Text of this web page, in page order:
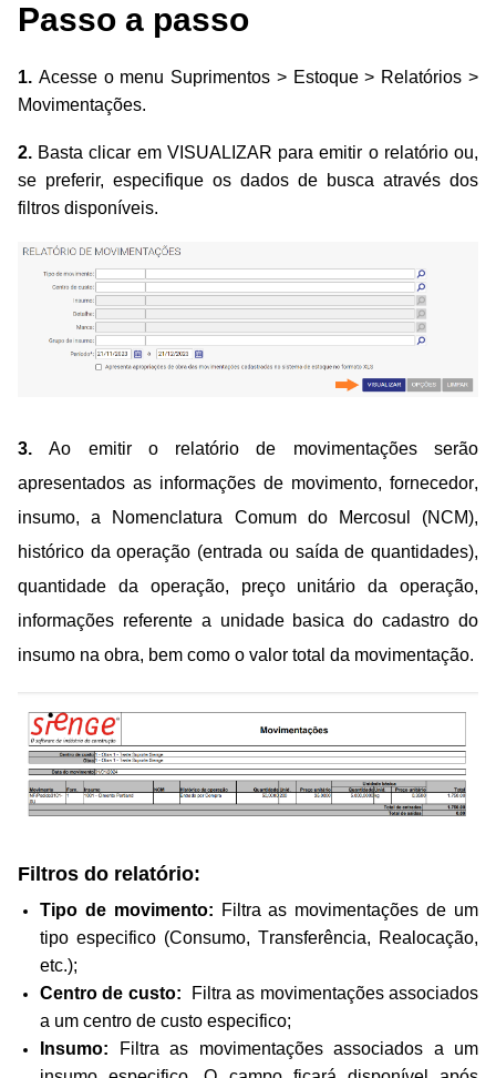
Passo a passo
1. Acesse o menu Suprimentos > Estoque > Relatórios >
Movimentações.
2. Basta clicar em VISUALIZAR para emitir o relatório ou,
se preferir, especifique os dados de busca através dos
filtros disponíveis.
3.Ao emitir o relatório de movimentações serão
apresentados as informações de movimento, fornecedor,
insumo, a Nomenclatura Comum do Mercosul (NCM),
histórico da operação (entrada ou saída de quantidades),
quantidade da operação, preço unitário da operação,
informações referente a unidade basica do cadastro do
insumo na obra, bem como o valor total da movimentação.
Filtros do relatório:
Tipo de movimento: Filtra as movimentações de um
tipo especifico (Consumo, Transferência, Realocação,
etc.);
Centro de custo:
Filtra as movimentações associados
a um centro de custo especifico;
Insumo:
Filtra as movimentações associados a um